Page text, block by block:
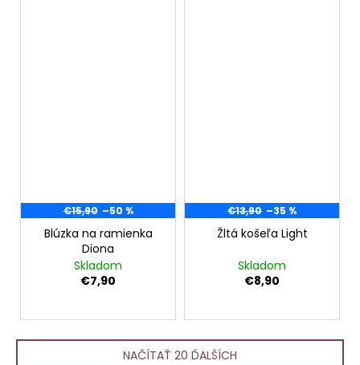
€15,90 –50 %
Blúzka na ramienka
Diona
Skladom
€7,90
€13,90 –35 %
Žltá košeľa Light
Skladom
€8,90
NAČÍTAŤ 20 ĎALŠÍCH